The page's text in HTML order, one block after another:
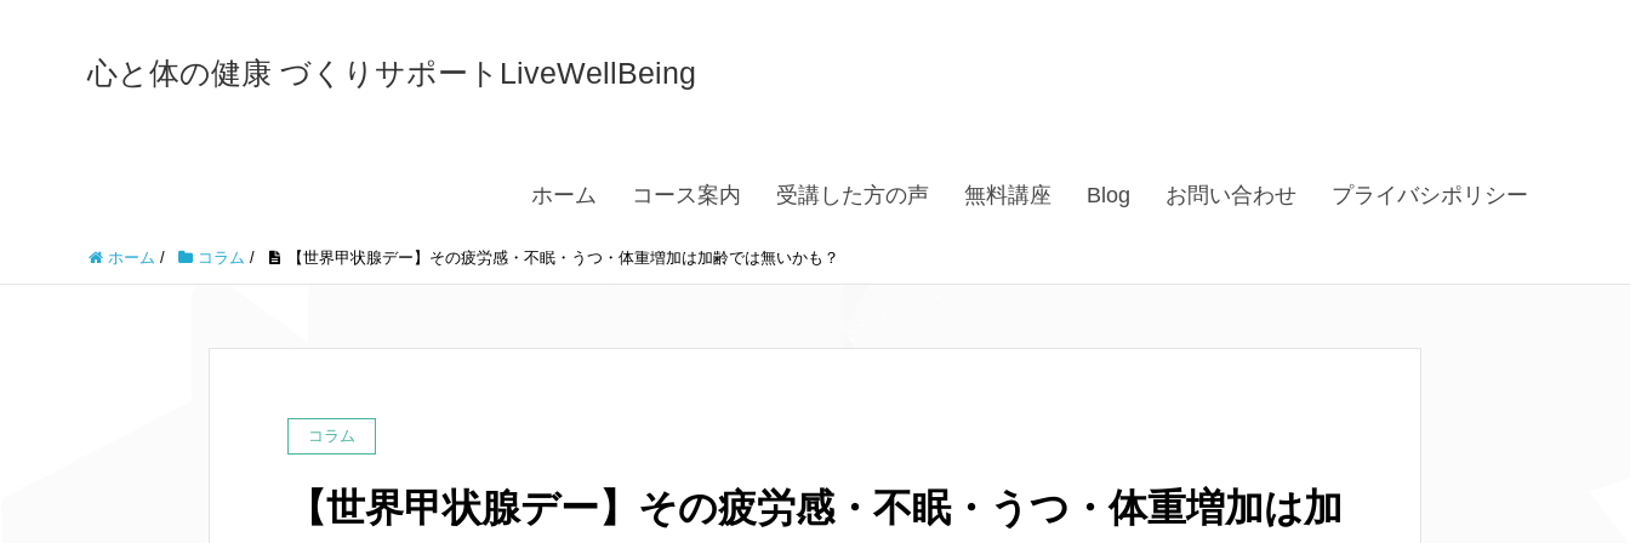
心と体の健康 づくりサポートLiveWellBeing
ホーム コース案内 受講した方の声 無料講座 Blog お問い合わせ プライバシポリシー
ホーム / コラム / 【世界甲状腺デー】その疲労感・不眠・うつ・体重増加は加齢では無いかも？
コラム
【世界甲状腺デー】その疲労感・不眠・うつ・体重増加は加